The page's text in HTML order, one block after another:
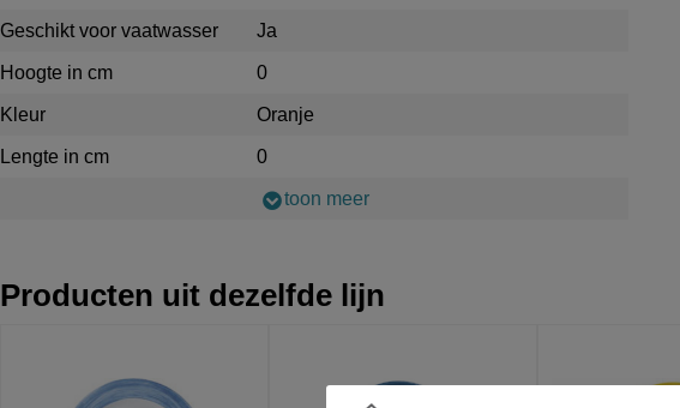
Geschikt voor vaatwasser Ja
Hoogte in cm 0
Kleur Oranje
Lengte in cm 0
toon meer
Producten uit dezelfde lijn